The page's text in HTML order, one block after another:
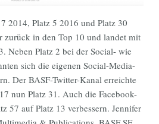
2014, Platz 5 2016 und Platz 30
zurück in den Top 10 und landet mit
Neben Platz 2 bei der Social- wie
sich die eigenen Social-Media-
Der BASF-Twitter-Kanal erreichte
nun Platz 31. Auch die Facebook-
57 auf Platz 13 verbessern. Jennifer